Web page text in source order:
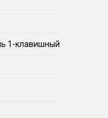
1-клавишный